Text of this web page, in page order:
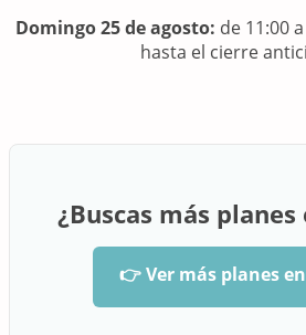
Domingo 25 de agosto: de 11:00
hasta el cierre
¿Buscas más planes
👉 Ver más planes